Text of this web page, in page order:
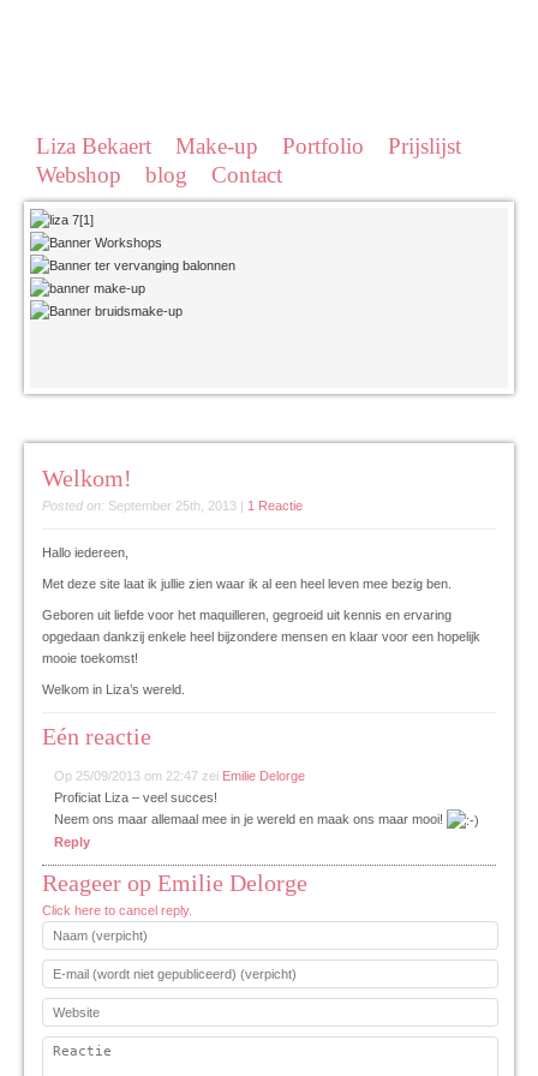
Liza Bekaert Make-up Portfolio
Prijslijst
Webshop
blog Contact
Welkom!
Posted on: September 25th, 2013 | 1 Reactie
Hallo iedereen,
Met deze site laat ik jullie zien waar ik al een heel leven mee bezig ben.
Geboren uit liefde voor het maquilleren, gegroeid uit kennis en ervaring
opgedaan dankzij enkele heel bijzondere mensen en klaar voor een hopelijk
mooie toekomst!
Welkom in Liza’s wereld.
Eén reactie
Op 25/09/2013 om 22:47 zei Emilie Delorge
Proficiat Liza – veel succes!
Neem ons maar allemaal mee in je wereld en maak ons maar mooi!
Reply
Reageer op Emilie Delorge
Click here to cancel reply.